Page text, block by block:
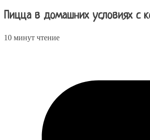
Пицца в домашних условиях с
10 минут чтение